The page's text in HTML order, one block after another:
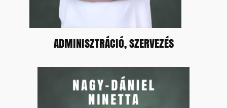
ADMINISZTRÁCIÓ, SZERVEZÉS